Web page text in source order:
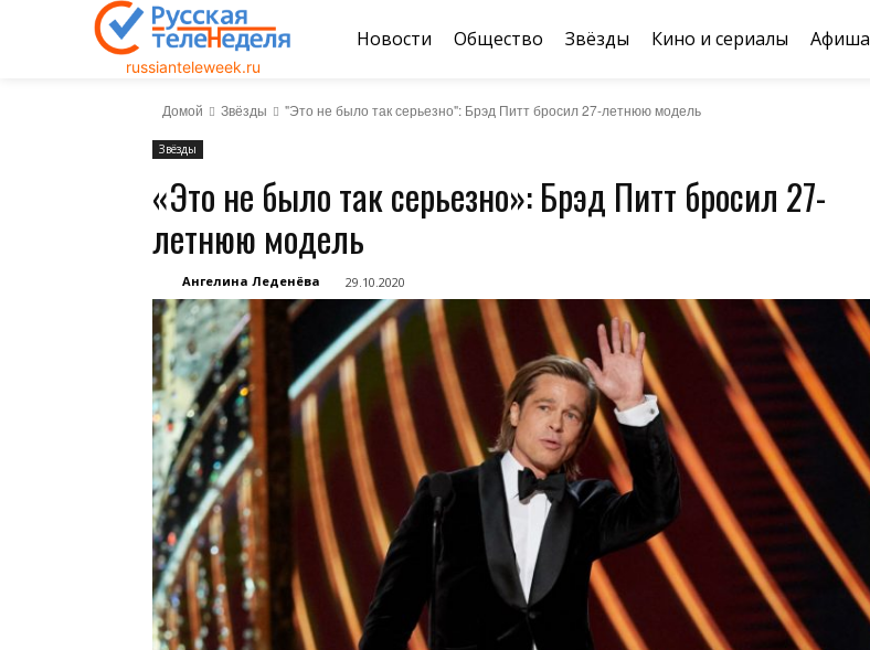
russianteleweek.ru
Новости Общество Звёзды Кино и сериалы Афиша
Домой Звёзды "Это не было так серьезно": Брэд Питт бросил 27-летнюю модель
Звёзды
«Это не было так серьезно»: Брэд Питт бросил 27-
летнюю модель
Ангелина Леденёва 29.10.2020